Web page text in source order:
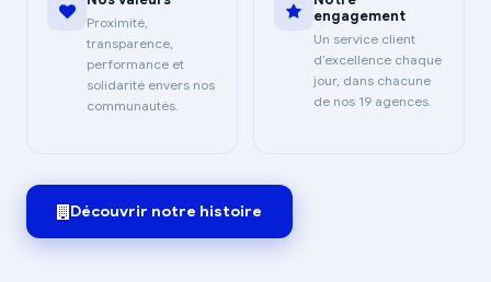
Proximité,
transparence,
performance et
solidarité envers nos
communautés.
engagement
Un service client
d’excellence chaque
jour, dans chacune
de nos 19 agences.
Découvrir notre histoire